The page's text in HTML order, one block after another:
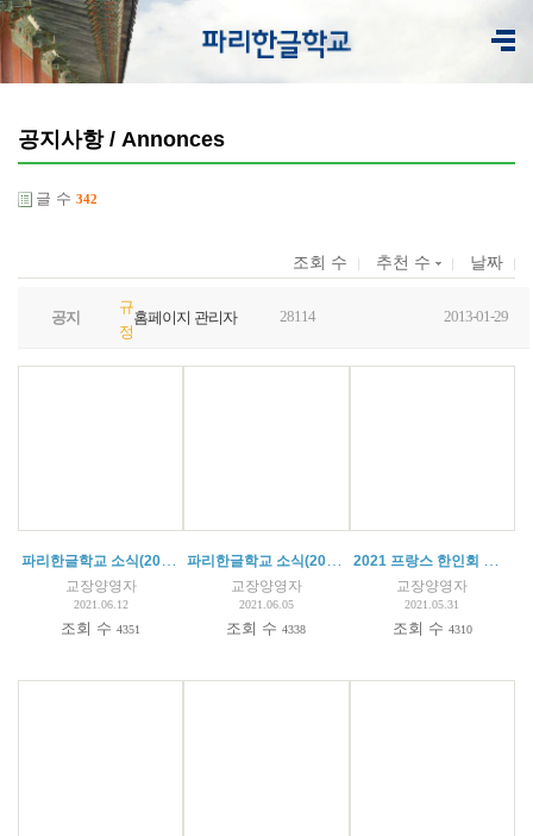
공지사항 / Annonces
글 수 342
조회 수 추천 수 날짜
공지
규
정
홈페이지 관리자 28114 2013-01-29
파리한글학교 소식(2021.06.12)
교장양영자
2021.06.12
조회 수4351
파리한글학교 소식(2021. 06. 05)
교장양영자
2021.06.05
조회 수4338
2021 프랑스 한인회 주최 '가정의 달 행사' 수상
교장양영자
2021.05.31
조회 수 4310